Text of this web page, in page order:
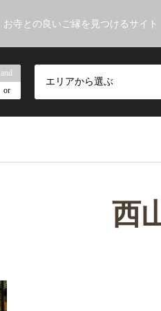
お寺との良いご縁を見つけるサイト
and
or
エリアから選ぶ
西